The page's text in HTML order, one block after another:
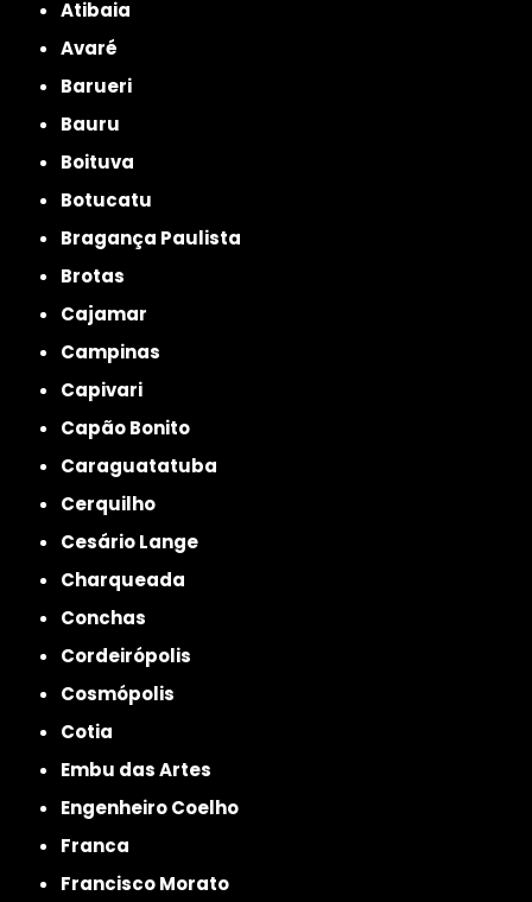
Atibaia
Avaré
Barueri
Bauru
Boituva
Botucatu
Bragança Paulista
Brotas
Cajamar
Campinas
Capivari
Capão Bonito
Caraguatatuba
Cerquilho
Cesário Lange
Charqueada
Conchas
Cordeirópolis
Cosmópolis
Cotia
Embu das Artes
Engenheiro Coelho
Franca
Francisco Morato